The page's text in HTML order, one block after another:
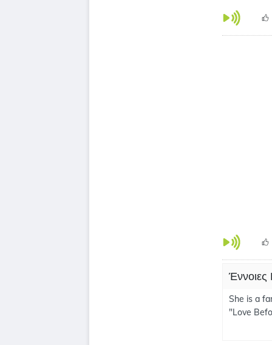
She is a
"Love